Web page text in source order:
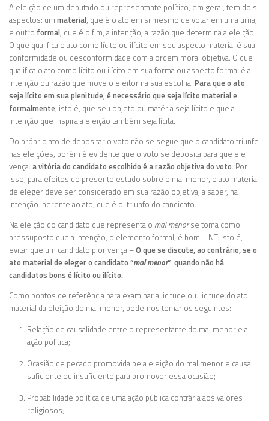
A eleição de um deputado ou representante político, em geral, tem dois
aspectos: um material, que é o ato em si mesmo de votar em uma urna,
e outro formal, que é o fim, a intenção, a razão que determina a eleição.
O que qualifica o ato como lícito ou ilícito em seu aspecto material é sua
conformidade ou desconformidade com a ordem moral objetiva. O que
qualifica o ato como lícito ou ilícito em sua forma ou aspecto formal é a
intenção ou razão que move o eleitor na sua escolha. Para que o ato
seja lícito em sua plenitude, é necessário que seja lícito material e
formalmente, isto é, que seu objeto ou matéria seja lícito e que a
intenção que inspira a eleição também seja lícita.
Do próprio ato de depositar o voto não se segue que o candidato triunfe
nas eleições, porém é evidente que o voto se deposita para que ele
vença: a vitória do candidato escolhido é a razão objetiva do voto. Por
isso, para efeitos do presente estudo sobre o mal menor, o ato material
de eleger deve ser considerado em sua razão objetiva, a saber, na
intenção inerente ao ato, que é o triunfo do candidato.
Na eleição do candidato que representa o mal menorse toma como
pressuposto que a intenção, o elemento formal, é bom – NT: isto é,
evitar que um candidato pior vença –O que se discute, ao contrário, se o
ato material de eleger o candidato “mal menor” quando não há
candidatos bons é lícito ou ilícito.
Como pontos de referência para examinar a licitude ou ilicitude do ato
material da eleição do mal menor, podemos tomar os seguintes:
Relação de causalidade entre o representante do mal menor e a
ação política;
Ocasião de pecado promovida pela eleição do mal menor e causa
suficiente ou insuficiente para promover essa ocasião;
Probabilidade política de uma ação pública contrária aos valores
religiosos;